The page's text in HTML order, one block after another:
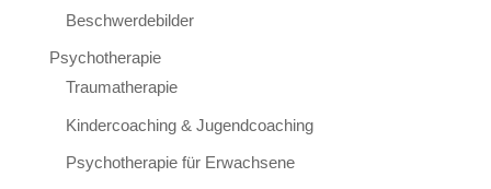
Beschwerdebilder
Psychotherapie
Traumatherapie
Kindercoaching & Jugendcoaching
Psychotherapie für Erwachsene